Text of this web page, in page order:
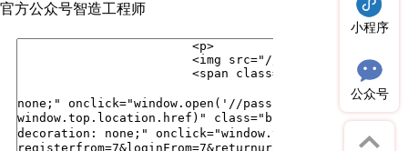
官方公众号智造工程师
小程序
公众号